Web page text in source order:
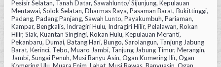
Pesisir Selatan, Tanah Datar, Sawahlunto/ Sijunjung, Kepulauan
Mentawai, Solok Selatan, Dharmas Raya, Pasaman Barat, Bukittinggi,
Padang, Padang Panjang, Sawah Lunto, Payakumbuh, Pariaman,
Kampar, Bengkalis, Indragiri Hulu, Indragiri Hilir, Pelalawan, Rokan
Hilir, Siak, Kuantan Singingi, Rokan Hulu, Kepulauan Meranti,
Pekanbaru, Dumai, Batang Hari, Bungo, Sarolangun, Tanjung Jabung
Barat, Kerinci, Tebo, Muaro Jambi, Tanjung Jabung Timur, Merangin,
Jambi, Sungai Penuh, Musi Banyu Asin, Ogan Komering Ilir, Ogan
Komering Ulu, Muara Enim, Lahat, Musi Rawas, Banyuasin, Ogan